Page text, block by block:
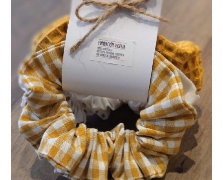
LAS
OPCIONES
SE
PUEDEN
ELEGIR
EN
LA
PÁGINA
DE
PRODUCTO